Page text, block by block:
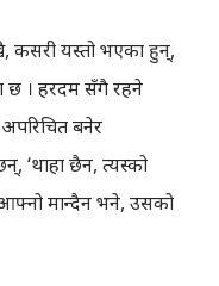
कसरी यस्तो भएका हुन्,
छ । हरदम सँगै रहने
बनेर
‘थाहा छैन, त्यस्को
मान्दैन भने, उसको